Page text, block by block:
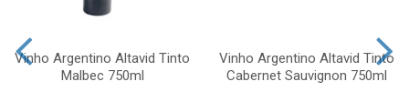
Vinho Argentino Altavid Tinto
Malbec 750ml
Vinho Argentino Altavid Tinto
Cabernet Sauvignon 750ml